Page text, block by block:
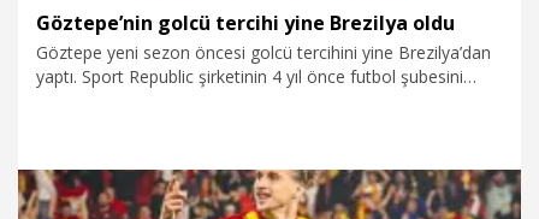
daha iyi olması gerekiyordu. Yeni sezonda daha başarılı
olabilmek için tüm planlarımızı yapıyoruz" diye konuştu.
Göztepe’nin golcü tercihi yine Brezilya oldu
Göztepe yeni sezon öncesi golcü tercihini yine Brezilya’dan
yaptı. Sport Republic şirketinin 4 yıl önce futbol şubesini
Andre Henrique ile 4+1 yıllık sözleşme imzalayan Göztepe,
Romulo, Juan, Emersonn, Janderson, Jeferson (Jeh) ve